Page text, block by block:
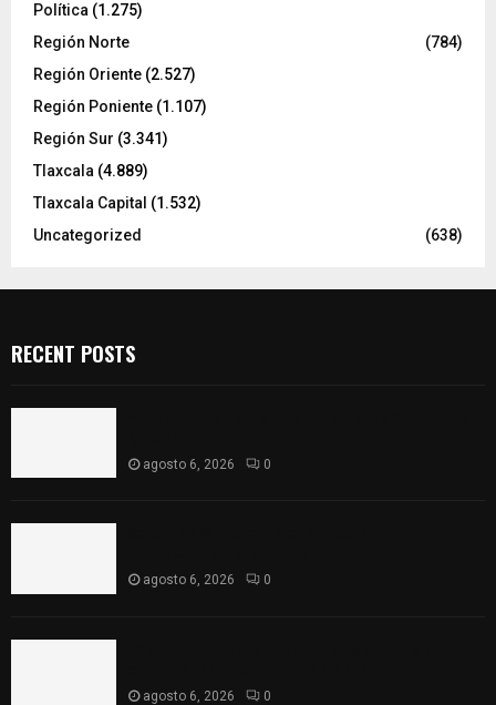
Política (1.275)
Región Norte
(784)
Región Oriente (2.527)
Región Poniente (1.107)
Región Sur (3.341)
Tlaxcala (4.889)
Tlaxcala Capital (1.532)
Uncategorized
(638)
RECENT POSTS
agosto 6, 2026 0
agosto 6, 2026 0
agosto 6, 2026 0